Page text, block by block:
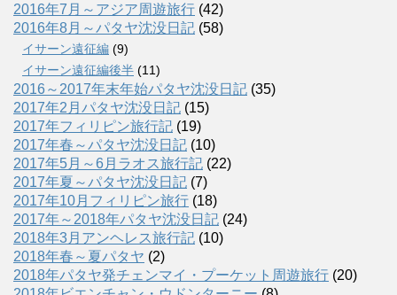
2016年7月～アジア周遊旅行 (42)
2016年8月～パタヤ沈没日記 (58)
イサーン遠征編 (9)
イサーン遠征編後半 (11)
2016～2017年末年始パタヤ沈没日記 (35)
2017年2月パタヤ沈没日記 (15)
2017年フィリピン旅行記 (19)
2017年春～パタヤ沈没日記 (10)
2017年5月～6月ラオス旅行記 (22)
2017年夏～パタヤ沈没日記 (7)
2017年10月フィリピン旅行 (18)
2017年～2018年パタヤ沈没日記 (24)
2018年3月アンヘレス旅行記 (10)
2018年春～夏パタヤ (2)
2018年パタヤ発チェンマイ・プーケット周遊旅行 (20)